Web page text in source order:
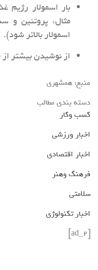
بار اسمولار رژیم
مثال، پروتئین و
اسمولار بالاتر شود).
از نوشیدن بیشتر
منبع: همشهری
دسته بندی مطالب
کسب وکار
اخبار ورزشی
اخبار اقتصادی
فرهنگ وهنر
سلامتی
اخبار تکنولوژی
[ad_2]